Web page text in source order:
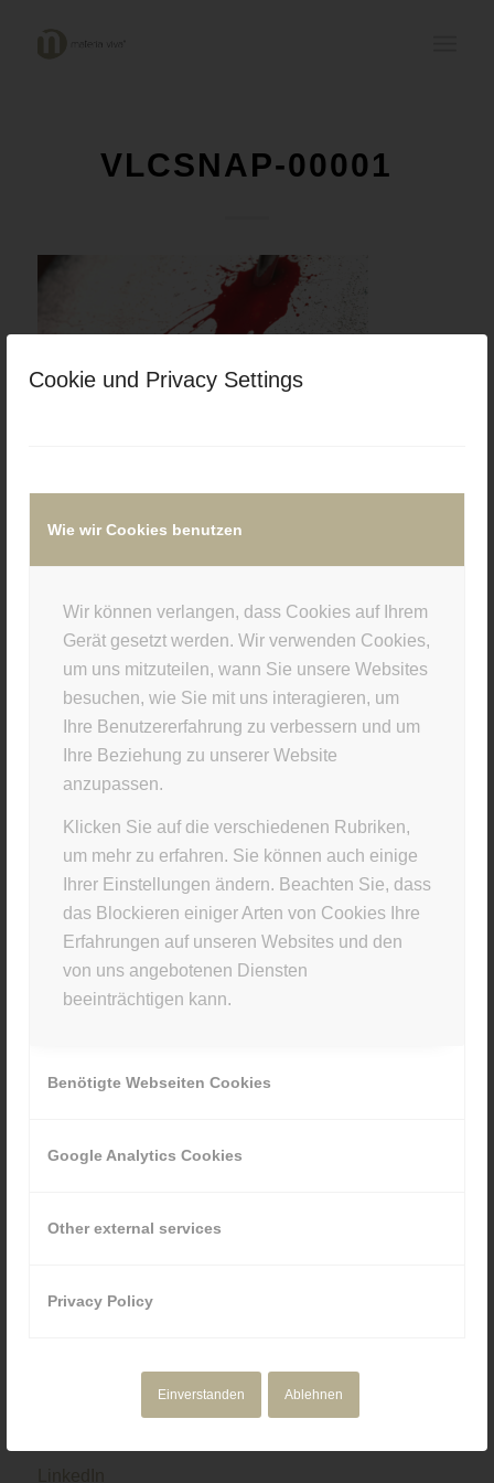
Cookie und Privacy Settings
Wie wir Cookies benutzen
Wir können verlangen, dass Cookies auf Ihrem
Gerät gesetzt werden. Wir verwenden Cookies,
um uns mitzuteilen, wann Sie unsere Websites
besuchen, wie Sie mit uns interagieren, um
Ihre Benutzererfahrung zu verbessern und um
Ihre Beziehung zu unserer Website
anzupassen.
Klicken Sie auf die verschiedenen Rubriken,
um mehr zu erfahren. Sie können auch einige
Ihrer Einstellungen ändern. Beachten Sie, dass
das Blockieren einiger Arten von Cookies Ihre
Erfahrungen auf unseren Websites und den
von uns angebotenen Diensten
beeinträchtigen kann.
Benötigte Webseiten Cookies
Google Analytics Cookies
Other external services
Privacy Policy
Einverstanden Ablehnen
VLCSNAP-00001
18. SEPTEMBER 2018
/
Eintrag teilen
STUDIO INFO
Materia Viva
Kellerstr. 43 · 81667 München
NAVIGATION
Corporate Media
Über uns